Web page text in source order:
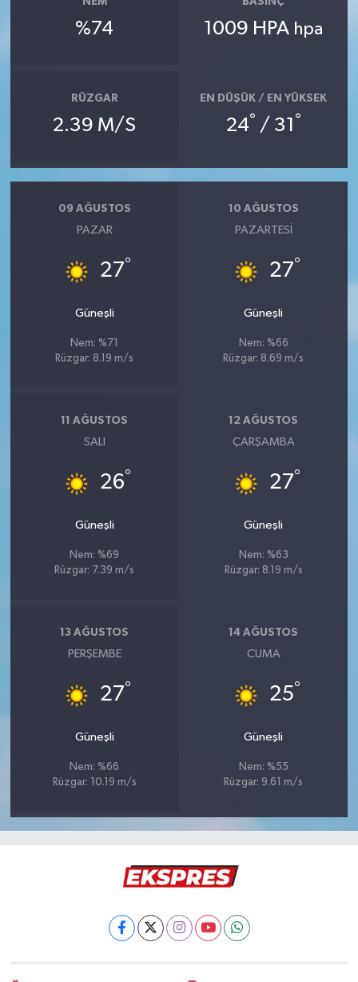
%74 1009 HPA hpa
RÜZGAR
2.39 M/S
EN DÜŞÜK / EN YÜKSEK
24° / 31 °
09 AĞUSTOS
PAZAR
27°
Güneşli
Nem: %71
Rüzgar: 8.19 m/s
10 AĞUSTOS
PAZARTESI
27°
Güneşli
Nem: %66
Rüzgar: 8.69 m/s
11 AĞUSTOS
SALI
26°
Güneşli
Nem: %69
Rüzgar: 7.39 m/s
12 AĞUSTOS
ÇARŞAMBA
27°
Güneşli
Nem: %63
Rüzgar: 8.19 m/s
13 AĞUSTOS
PERŞEMBE
27°
Güneşli
Nem: %66
Rüzgar: 10.19 m/s
14 AĞUSTOS
CUMA
25°
Güneşli
Nem: %55
Rüzgar: 9.61 m/s
Şaphane
Siyaset
Türkiye
Video Galeri
Yaşam